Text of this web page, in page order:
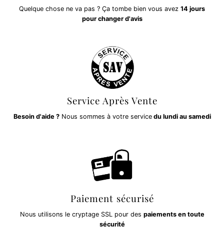
Quelque chose ne va pas ? Ça tombe bien vous avez 14 jours
pour changer d'avis
Service Après Vente
Besoin d'aide ?Nous sommes à votre servicedu lundi au samedi
Paiement sécurisé
Nous utilisons le cryptage SSL pour des paiements en toute
sécurité